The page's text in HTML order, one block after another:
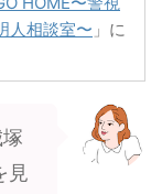
人相談室〜 」に
見